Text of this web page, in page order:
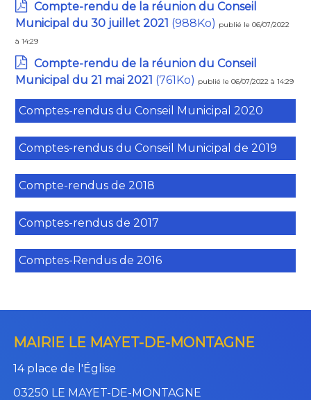
Compte-rendu de la réunion du Conseil
Municipal du 30 juillet 2021 (988Ko) publié le 06/07/2022
à 14:29
Compte-rendu de la réunion du Conseil
Municipal du 21 mai 2021 (761Ko) publié le 06/07/2022 à 14:29
Comptes-rendus du Conseil Municipal 2020
Comptes-rendus du Conseil Municipal de 2019
Compte-rendus de 2018
Comptes-rendus de 2017
Comptes-Rendus de 2016
MAIRIE LE MAYET-DE-MONTAGNE
14 place de l'Église
03250 LE MAYET-DE-MONTAGNE